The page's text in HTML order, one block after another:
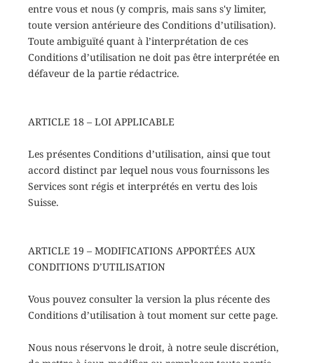
entre vous et nous (y compris, mais sans s'y limiter,
toute version antérieure des Conditions d’utilisation).
Toute ambiguïté quant à l’interprétation de ces
Conditions d’utilisation ne doit pas être interprétée en
défaveur de la partie rédactrice.
ARTICLE 18 – LOI APPLICABLE
Les présentes Conditions d’utilisation, ainsi que tout
accord distinct par lequel nous vous fournissons les
Services sont régis et interprétés en vertu des lois
Suisse.
ARTICLE 19 – MODIFICATIONS APPORTÉES AUX
CONDITIONS D’UTILISATION
Vous pouvez consulter la version la plus récente des
Conditions d’utilisation à tout moment sur cette page.
Nous nous réservons le droit, à notre seule discrétion,